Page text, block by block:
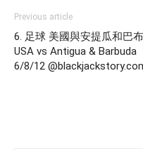
Previous article
6. 足球 美國與安提瓜和巴
USA vs Antigua & Barbuda
6/8/12